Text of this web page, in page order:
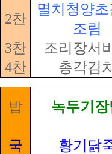
2찬
멸치청양
조림
3찬
조리장서
4찬
총각김
밥 녹두기장
국
황기닭